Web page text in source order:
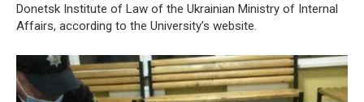
Donetsk Institute of Law of the Ukrainian Ministry of Internal
Affairs, according to the University’s website.